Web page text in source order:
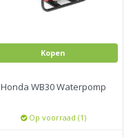
Kopen
Honda WB30 Waterpomp
Op voorraad (1)